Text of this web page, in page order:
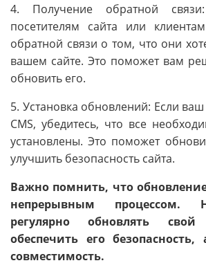
4. Получение обратной
посетителям сайта или
обратной связи о том, что они
вашем сайте. Это поможет вам
обновить его.
5. Установка обновлений: Если ваш
CMS, убедитесь, что все
установлены. Это поможет
улучшить безопасность сайта.
Важно помнить, что обновление
непрерывным процессом.
регулярно обновлять
обеспечить его безопасность,
совместимость.